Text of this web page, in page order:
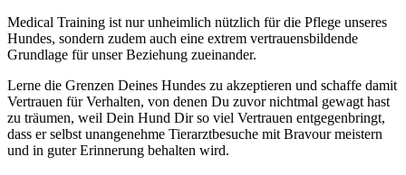
Medical Training ist nur unheimlich nützlich für die Pflege unseres
Hundes, sondern zudem auch eine extrem vertrauensbildende
Grundlage für unser Beziehung zueinander.
Lerne die Grenzen Deines Hundes zu akzeptieren und schaffe damit
Vertrauen für Verhalten, von denen Du zuvor nichtmal gewagt hast
zu träumen, weil Dein Hund Dir so viel Vertrauen entgegenbringt,
dass er selbst unangenehme Tierarztbesuche mit Bravour meistern
und in guter Erinnerung behalten wird.